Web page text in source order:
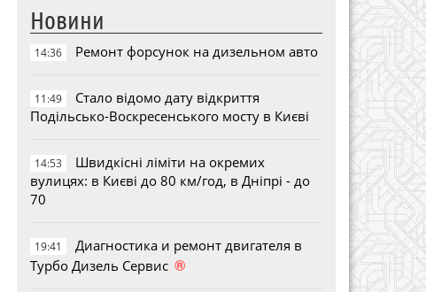
Новини
14:36 Ремонт форсунок на дизельном авто
11:49
Стало відомо дату відкриття
Подільсько-Воскресенського мосту в Києві
14:53
Швидкісні ліміти на окремих
вулицях: в Києві до 80 км/год, в Дніпрі - до
70
19:41
Диагностика и ремонт двигателя в
Турбо Дизель Сервис ®